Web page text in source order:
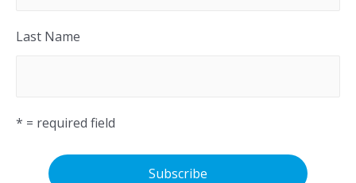
Last Name
* = required field